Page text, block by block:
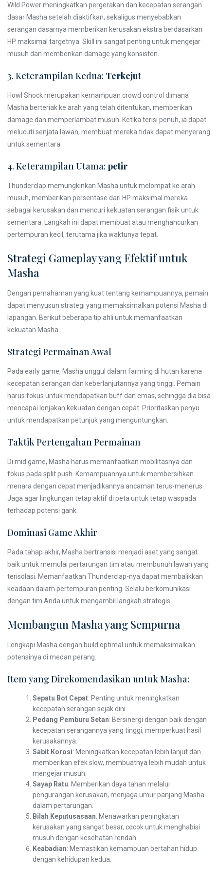
Wild Power meningkatkan pergerakan dan kecepatan serangan
dasar Masha setelah diaktifkan, sekaligus menyebabkan
serangan dasarnya memberikan kerusakan ekstra berdasarkan
HP maksimal targetnya. Skill ini sangat penting untuk mengejar
musuh dan memberikan damage yang konsisten.
3. Keterampilan Kedua: Terkejut
Howl Shock merupakan kemampuan crowd control dimana
Masha berteriak ke arah yang telah ditentukan, memberikan
damage dan memperlambat musuh. Ketika terisi penuh, ia dapat
melucuti senjata lawan, membuat mereka tidak dapat menyerang
untuk sementara.
4. Keterampilan Utama: petir
Thunderclap memungkinkan Masha untuk melompat ke arah
musuh, memberikan persentase dari HP maksimal mereka
sebagai kerusakan dan mencuri kekuatan serangan fisik untuk
sementara. Langkah ini dapat membuat atau menghancurkan
pertempuran kecil, terutama jika waktunya tepat.
Strategi Gameplay yang Efektif untuk
Masha
Dengan pemahaman yang kuat tentang kemampuannya, pemain
dapat menyusun strategi yang memaksimalkan potensi Masha di
lapangan. Berikut beberapa tip ahli untuk memanfaatkan
kekuatan Masha.
Strategi Permainan Awal
Pada early game, Masha unggul dalam farming di hutan karena
kecepatan serangan dan keberlanjutannya yang tinggi. Pemain
harus fokus untuk mendapatkan buff dan emas, sehingga dia bisa
mencapai lonjakan kekuatan dengan cepat. Prioritaskan penyu
untuk mendapatkan petunjuk yang menguntungkan.
Taktik Pertengahan Permainan
Di mid game, Masha harus memanfaatkan mobilitasnya dan
fokus pada split push. Kemampuannya untuk membersihkan
menara dengan cepat menjadikannya ancaman terus-menerus.
Jaga agar lingkungan tetap aktif di peta untuk tetap waspada
terhadap potensi gank.
Dominasi Game Akhir
Pada tahap akhir, Masha bertransisi menjadi aset yang sangat
baik untuk memulai pertarungan tim atau membunuh lawan yang
terisolasi. Memanfaatkan Thunderclap-nya dapat membalikkan
keadaan dalam pertempuran penting. Selalu berkomunikasi
dengan tim Anda untuk mengambil langkah strategis.
Membangun Masha yang Sempurna
Lengkapi Masha dengan build optimal untuk memaksimalkan
potensinya di medan perang.
Item yang Direkomendasikan untuk Masha:
Sepatu Bot Cepat: Penting untuk meningkatkan
kecepatan serangan sejak dini.
Pedang Pemburu Setan: Bersinergi dengan baik dengan
kecepatan serangannya yang tinggi, memperkuat hasil
kerusakannya.
Sabit Korosi: Meningkatkan kecepatan lebih lanjut dan
memberikan efek slow, membuatnya lebih mudah untuk
mengejar musuh.
Sayap Ratu: Memberikan daya tahan melalui
pengurangan kerusakan, menjaga umur panjang Masha
dalam pertarungan.
Bilah Keputusasaan: Menawarkan peningkatan
kerusakan yang sangat besar, cocok untuk menghabisi
musuh dengan kesehatan rendah.
Keabadian: Memastikan kemampuan bertahan hidup
dengan kehidupan kedua.